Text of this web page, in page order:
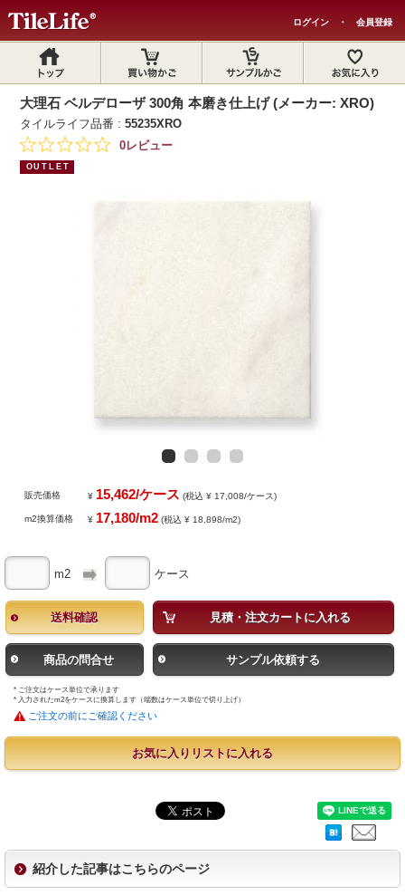
ログイン ・ 会員登録
大理石 ベルデローザ 300角 本磨き仕上げ (メーカー: XRO)
タイルライフ品番 :55235XRO
0レビュー
OUTLET
販売価格 ¥ 15,462/ケース (税込 ¥ 17,008/ケース)
m2換算価格 ¥ 17,180/m2 (税込 ¥ 18,898/m2)
m2 ケース
送料確認 見積・注文カートに入れる
商品の問合せ サンプル依頼する
* ご注文はケース単位で承ります
* 入力されたm2をケースに換算します（端数はケース単位で切り上げ）
ご注文の前にご確認ください
お気に入りリストに入れる
紹介した記事はこちらのページ